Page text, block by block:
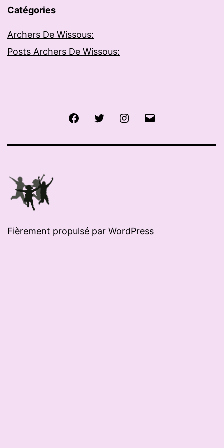
Catégories
Archers De Wissous:
Posts Archers De Wissous:
FacebookTwitter Instagram
Fièrement propulsé par WordPress